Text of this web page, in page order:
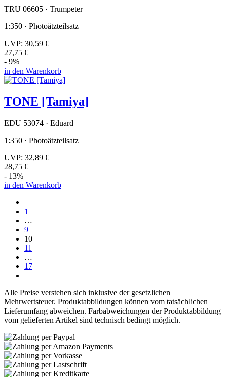
TRU 06605 · Trumpeter
1:350 · Photoätzteilsatz
UVP: 30,59 €
27,75 €
- 9%
in den Warenkorb
TONE [Tamiya]
EDU 53074 · Eduard
1:350 · Photoätzteilsatz
UVP: 32,89 €
28,75 €
- 13%
in den Warenkorb
1
…
9
10
11
…
17
Alle Preise verstehen sich inklusive der gesetzlichen
Mehrwertsteuer. Produktabbildungen können vom tatsächlichen
Lieferumfang abweichen. Farbabweichungen der Produktabbildung
vom gelieferten Artikel sind technisch bedingt möglich.